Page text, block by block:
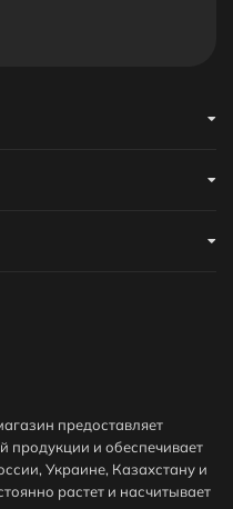
предоставляет
продукции и обеспечивает
Украине, Казахстану и
растет и насчитывает